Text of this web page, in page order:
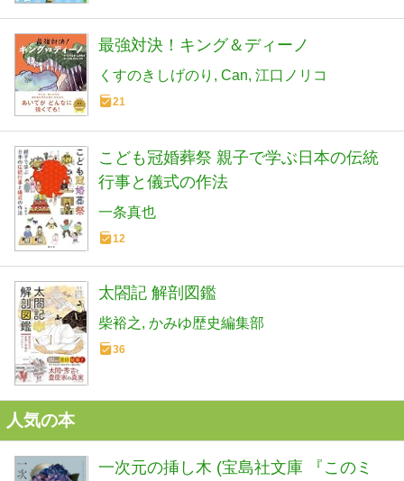
最強対決！キング＆ディーノ
くすのきしげのり Can 江口ノリコ
21
こども冠婚葬祭 親子で学ぶ日本の伝統
行事と儀式の作法
一条真也
12
太閤記 解剖図鑑
柴裕之 かみゆ歴史編集部
36
人気の本
一次元の挿し木 (宝島社文庫 『このミ